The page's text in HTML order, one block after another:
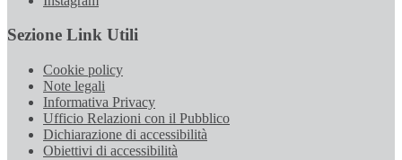
Sezione Link Utili
Cookie policy
Note legali
Informativa Privacy
Ufficio Relazioni con il Pubblico
Dichiarazione di accessibilità
Obiettivi di accessibilità